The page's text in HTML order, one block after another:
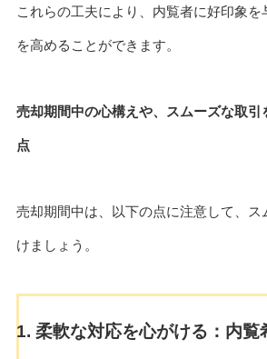
これらの工夫により、内覧者に好印象を
を高めることができます。
売却期間中の心構えや、スムーズな取引
点
売却期間中は、以下の点に注意して、ス
けましょう。
柔軟な対応を心がける： 内覧